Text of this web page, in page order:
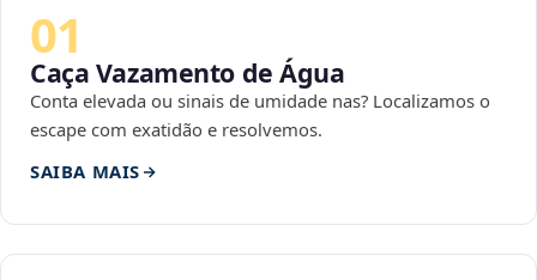
01
Caça Vazamento de Água
Conta elevada ou sinais de umidade nas? Localizamos o
escape com exatidão e resolvemos.
SAIBA MAIS